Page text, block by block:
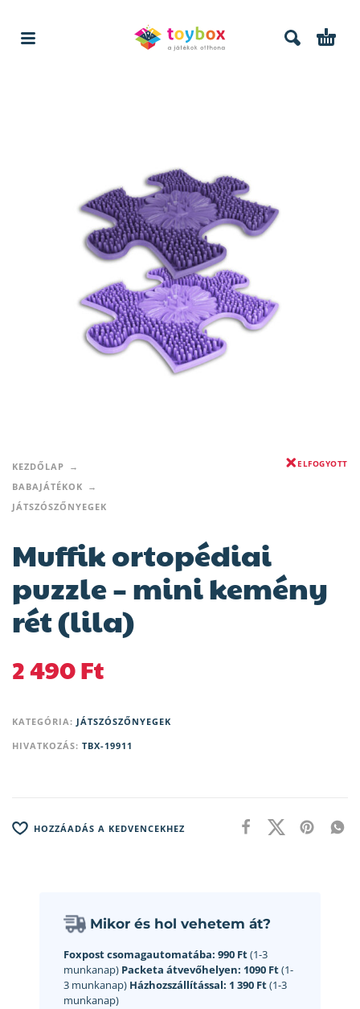
KEZDŐLAP
BABAJÁTÉKOK
JÁTSZÓSZŐNYEGEK
ELFOGYOTT
Muffik ortopédiai
puzzle – mini kemény
rét (lila)
2 490Ft
KATEGÓRIA: JÁTSZÓSZŐNYEGEK
HIVATKOZÁS: TBX-19911
HOZZÁADÁS A KEDVENCEKHEZ
Mikor és hol vehetem át?
Foxpost csomagautomatába: 990 Ft(1-3
munkanap) Packeta átvevőhelyen: 1090 Ft(1-
3 munkanap) Házhozszállítással: 1 390 Ft(1-3
munkanap)